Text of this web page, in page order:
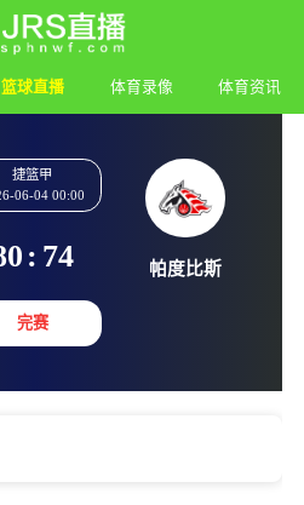
篮球直播 体育录像 体育资讯
捷篮甲
80:
完赛